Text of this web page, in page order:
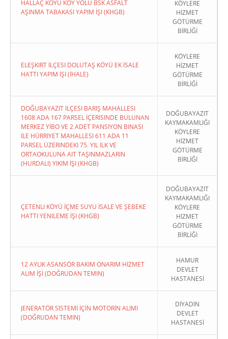
HALLAÇ KÖYÜ KÖY YOLU BSK ASFALT
AŞINMA TABAKASI YAPIM İŞI (KHGB)
KÖYLERE
HİZMET
GÖTÜRME
BİRLİĞİ
ELEŞKIRT İLÇESI DOLUTAŞ KÖYÜ EK İSALE
HATTI YAPIM İŞI (İHALE)
KÖYLERE
HİZMET
GÖTÜRME
BİRLİĞİ
DOĞUBAYAZIT İLÇESI BARIŞ MAHALLESI
1608 ADA 167 PARSEL İÇERISINDE BULUNAN
MERKEZ YİBO VE 2 ADET PANSIYON BINASI
İLE HÜRRIYET MAHALLESI 611 ADA 11
PARSEL ÜZERINDEKI 75. YIL İLK VE
ORTAOKULUNA AIT TAŞINMAZLARIN
(HURDALI) YIKIM İŞI (KHGB)
DOĞUBAYAZIT
KAYMAKAMLIĞI
KÖYLERE
HİZMET
GÖTÜRME
BİRLİĞİ
ÇETENLI KÖYÜ İÇME SUYU İSALE VE ŞEBEKE
HATTI YENILEME İŞI (KHGB)
DOĞUBAYAZIT
KAYMAKAMLIĞI
KÖYLERE
HİZMET
GÖTÜRME
BİRLİĞİ
12 AYLIK ASANSÖR BAKIM ONARIM HİZMET
ALIM İŞİ (DOĞRUDAN TEMIN)
HAMUR
DEVLET
HASTANESİ
JENERATÖR SİSTEMİ İÇİN MOTORİN ALIMI
(DOĞRUDAN TEMIN)
DİYADİN
DEVLET
HASTANESİ